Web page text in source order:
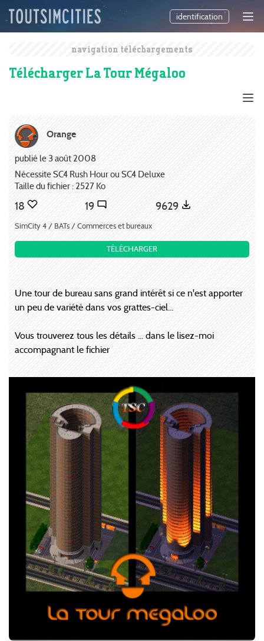
identification
navigation téléchargements
Télécharger La Tour Mégaloo
Orange
publié le 3 août 2008
Nécessite SC4 Rush Hour ou SC4 Deluxe
Taille du fichier : 2527 Ko
18 19 9629
SimCity 4 / BATs / Commerces et bureaux
TÉLÉCHARGER
Une tour de bureau sans grand intérêt si ce n'est apporter
un peu de variété dans vos grattes-ciel...
Vous trouverez tous les détails ... dans le lisez-moi
accompagnant le fichier